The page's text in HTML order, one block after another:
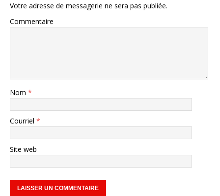
Votre adresse de messagerie ne sera pas publiée.
Commentaire
Nom *
Courriel *
Site web